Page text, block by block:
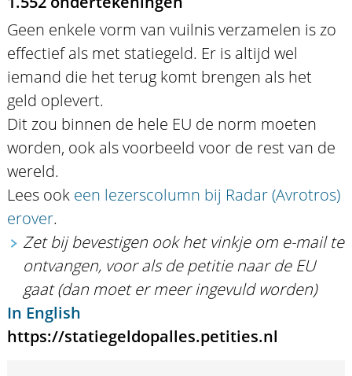
Geen enkele vorm van vuilnis verzamelen is zo
effectief als met statiegeld. Er is altijd wel
iemand die het terug komt brengen als het
geld oplevert.
Dit zou binnen de hele EU de norm moeten
worden, ook als voorbeeld voor de rest van de
wereld.
Lees ook een lezerscolumn bij Radar (Avrotros)
erover.
Zet bij bevestigen ook het vinkje om e-mail te
ontvangen, voor als de petitie naar de EU
gaat (dan moet er meer ingevuld worden)
In English
https://statiegeldopalles.petities.nl